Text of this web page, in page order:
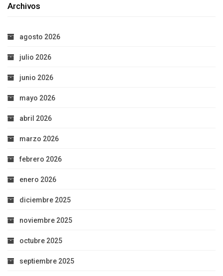
Archivos
agosto 2026
julio 2026
junio 2026
mayo 2026
abril 2026
marzo 2026
febrero 2026
enero 2026
diciembre 2025
noviembre 2025
octubre 2025
septiembre 2025